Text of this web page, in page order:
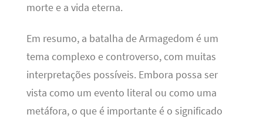
morte e a vida eterna.
Em resumo, a batalha de Armagedom é um
tema complexo e controverso, com muitas
interpretações possíveis. Embora possa ser
vista como um evento literal ou como uma
metáfora, o que é importante é o significado